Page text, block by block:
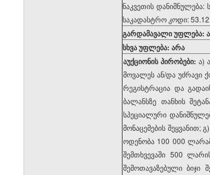
ნაკვეთის
საკადასტრო კოდი:
გარდამავალი უფლება:
სხვა უფლება: არა
აუქციონის პირობები: ა)
მოვალეს ან/და უძრავი
რეგისტრაცია და
ბალანსზე თანხის
სპეციალური
მონაცემების შეყვანით;
ოდენობა 100 000
შემთხვევაში 500
შემოთავაზებული